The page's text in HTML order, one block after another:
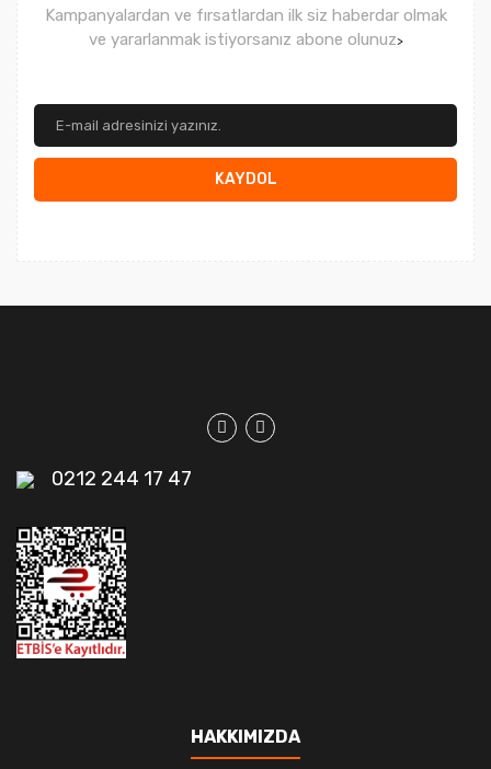
Kampanyalardan ve fırsatlardan ilk siz haberdar olmak
ve yararlanmak istiyorsanız abone olunuz>
KAYDOL
0212 244 17 47
HAKKIMIZDA